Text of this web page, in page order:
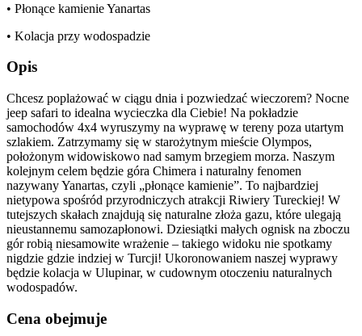
• Płonące kamienie Yanartas
• Kolacja przy wodospadzie
Opis
Chcesz poplażować w ciągu dnia i pozwiedzać wieczorem? Nocne
jeep safari to idealna wycieczka dla Ciebie! Na pokładzie
samochodów 4x4 wyruszymy na wyprawę w tereny poza utartym
szlakiem. Zatrzymamy się w starożytnym mieście Olympos,
położonym widowiskowo nad samym brzegiem morza. Naszym
kolejnym celem będzie góra Chimera i naturalny fenomen
nazywany Yanartas, czyli „płonące kamienie”. To najbardziej
nietypowa spośród przyrodniczych atrakcji Riwiery Tureckiej! W
tutejszych skałach znajdują się naturalne złoża gazu, które ulegają
nieustannemu samozapłonowi. Dziesiątki małych ognisk na zboczu
gór robią niesamowite wrażenie – takiego widoku nie spotkamy
nigdzie gdzie indziej w Turcji! Ukoronowaniem naszej wyprawy
będzie kolacja w Ulupinar, w cudownym otoczeniu naturalnych
wodospadów.
Cena obejmuje